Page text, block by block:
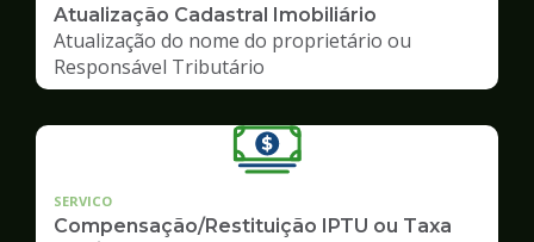
Atualização Cadastral Imobiliário
Atualização do nome do proprietário ou
Responsável Tributário
SERVICO
Compensação/Restituição IPTU ou Taxa